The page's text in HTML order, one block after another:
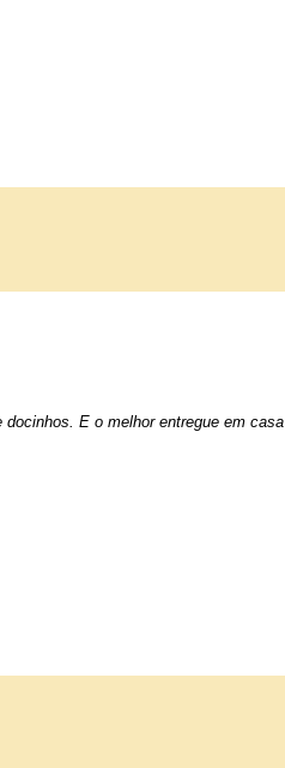
E o melhor entregue em casa